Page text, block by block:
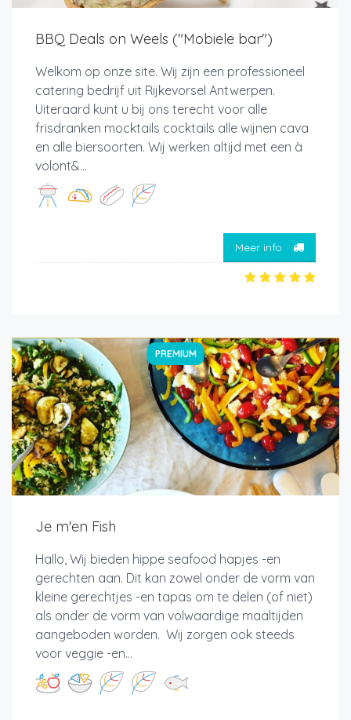
BBQ Deals on Weels ("Mobiele bar")
Welkom op onze site. Wij zijn een professioneel
catering bedrijf uit Rijkevorsel Antwerpen.
Uiteraard kunt u bij ons terecht voor alle
frisdranken mocktails cocktails alle wijnen cava
en alle biersoorten. Wij werken altijd met een à
volont&...
Meer info
PREMIUM
Je m'en Fish
Hallo, Wij bieden hippe seafood hapjes -en
gerechten aan. Dit kan zowel onder de vorm van
kleine gerechtjes -en tapas om te delen (of niet)
als onder de vorm van volwaardige maaltijden
aangeboden worden. Wij zorgen ook steeds
voor veggie -en...